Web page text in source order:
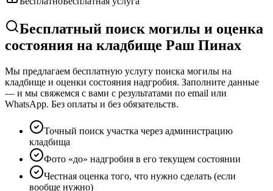
Бесплатный поиск могилы и оценка
состояния на кладбище Раш Пинах
Мы предлагаем бесплатную услугу поиска могилы на
кладбище и оценки состояния надгробия. Заполните данные
— и мы свяжемся с вами с результатами по email или
WhatsApp. Без оплаты и без обязательств.
Точный поиск участка через администрацию
кладбища
Фото «до» надгробия в его текущем состоянии
Честная оценка того, что нужно сделать (если
вообще нужно)